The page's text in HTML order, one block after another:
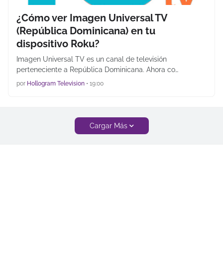
¿Cómo ver Imagen Universal TV
(República Dominicana) en tu
dispositivo Roku?
Imagen Universal TV es un canal de televisión
perteneciente a República Dominicana. Ahora co…
por Hollogram Television • 19:00
Cargar Más